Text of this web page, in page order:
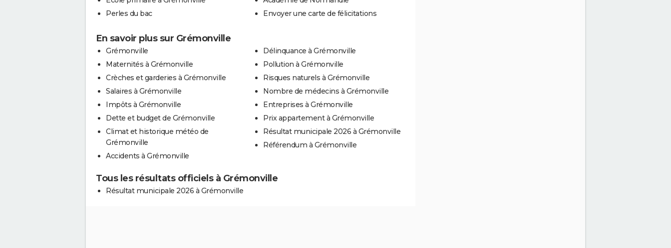
Perles du bac
Envoyer une carte de félicitations
En savoir plus sur Grémonville
Grémonville
Maternités à Grémonville
Crèches et garderies à Grémonville
Salaires à Grémonville
Impôts à Grémonville
Dette et budget de Grémonville
Climat et historique météo de
Grémonville
Accidents à Grémonville
Délinquance à Grémonville
Pollution à Grémonville
Risques naturels à Grémonville
Nombre de médecins à Grémonville
Entreprises à Grémonville
Prix appartement à Grémonville
Résultat municipale 2026 à Grémonville
Référendum à Grémonville
Tous les résultats officiels à Grémonville
Résultat municipale 2026 à Grémonville